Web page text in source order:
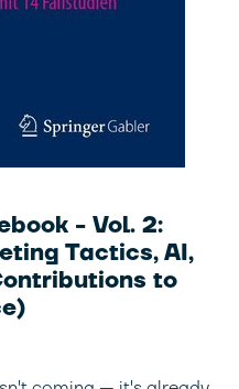
- Vol. 2:
Tactics, AI,
to